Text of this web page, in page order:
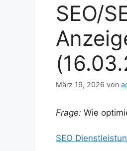
SEO/
März 19, 2026 von
Frage: Wie
SEO